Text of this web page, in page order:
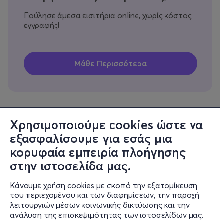
Χρησιμοποιούμε cookies ώστε να
εξασφαλίσουμε για εσάς μια
κορυφαία εμπειρία πλοήγησης
στην ιστοσελίδα μας.
Κάνουμε χρήση cookies με σκοπό την εξατομίκευση
του περιεχομένου και των διαφημίσεων, την παροχή
λειτουργιών μέσων κοινωνικής δικτύωσης και την
ανάλυση της επισκεψιμότητας των ιστοσελίδων μας.
Πούλησε άμεσα εισιτήρια online, χωρίς κόστος
εγγραφής!
Πληροφορίες
Υποστήριξη
Stay Connected